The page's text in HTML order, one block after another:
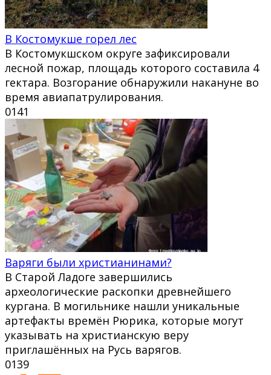
В Костомукше горел лес
В Костомукшском округе зафиксировали
лесной пожар, площадь которого составила 4
гектара. Возгорание обнаружили накануне во
время авиапатрулирования.
0141
Варяги были христианинами?
В Старой Ладоге завершились
археологические раскопки древнейшего
кургана. В могильнике нашли уникальные
артефакты времён Рюрика, которые могут
указывать на христианскую веру
приглашённых на Русь варягов.
0139